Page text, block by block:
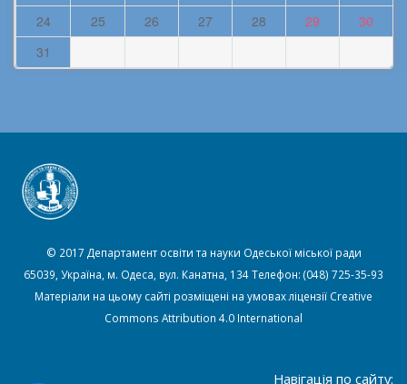
24
25 26 27 28 29
30
31
© 2017 Департамент освіти та науки Одеської міської ради
65039, Україна, м. Одеса, вул. Канатна, 134 Телефон: (048) 725-35-93
Матеріали на цьому сайті розміщені на умовах ліцензії Creative
Commons Attribution 4.0 International
Навігація по сайту: